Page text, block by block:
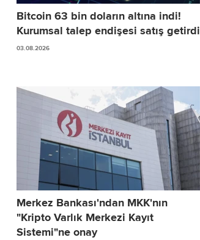
Bitcoin 63 bin doların altına indi!
Kurumsal talep endişesi satış getirdi
03.08.2026
Merkez Bankası'ndan MKK'nın
"Kripto Varlık Merkezi Kayıt
Sistemi"ne onay